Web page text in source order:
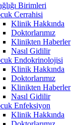
Birimleri
Cerrahisi
Klinik Hakkında
Doktorlarımız
Klinikten Haberler
Nasıl Gidilir
Endokrinolojisi
Klinik Hakkında
Doktorlarımız
Klinikten Haberler
Nasıl Gidilir
Enfeksiyon
Klinik Hakkında